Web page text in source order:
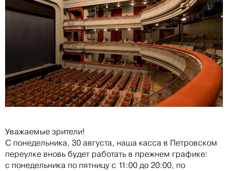
Уважаемые зрители!
С понедельника, 30 августа, наша касса в Петровском
переулке вновь будет работать в прежнем графике:
с понедельника по пятницу с 11:00 до 20:00, по